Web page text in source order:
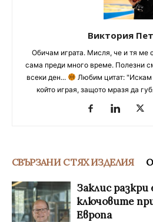
Виктория
Обичам играта. Мисля, че и тя ме
сама преди много време. Полезни
всеки ден...
Любим цитат: "Искам
който играя, защото мразя да
СВЪРЗАНИ С ТЯХ ИЗДЕЛИЯ
Заклис
ключовите
Европа